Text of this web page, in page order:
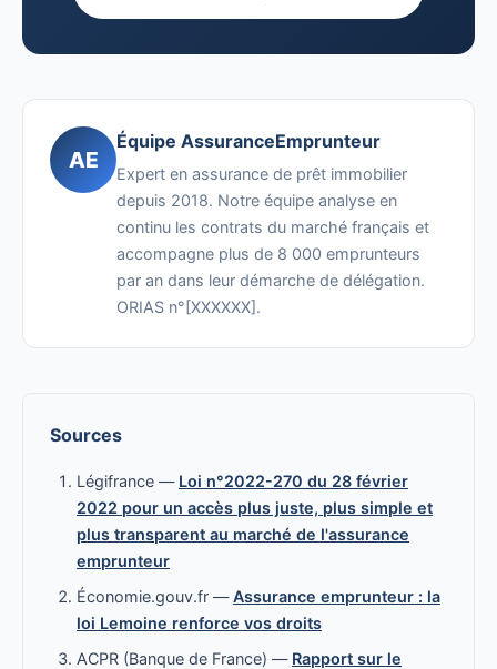
AE
Équipe AssuranceEmprunteur
Expert en assurance de prêt immobilier
depuis 2018. Notre équipe analyse en
continu les contrats du marché français et
accompagne plus de 8 000 emprunteurs
par an dans leur démarche de délégation.
ORIAS n°[XXXXXX].
Sources
Légifrance — Loi n°2022-270 du 28 février
2022 pour un accès plus juste, plus simple et
plus transparent au marché de l'assurance
emprunteur
Économie.gouv.fr —Assurance emprunteur : la
loi Lemoine renforce vos droits
ACPR (Banque de France) — Rapport sur le